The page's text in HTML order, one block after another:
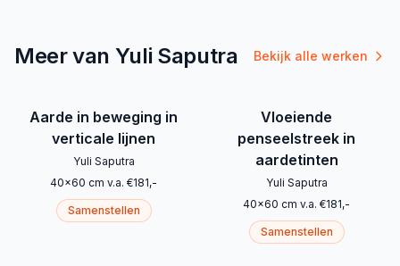
Meer van Yuli Saputra Bekijk alle werken
Aarde in beweging in
verticale lijnen
Yuli Saputra
40x60 cm v.a. €181,-
Samenstellen
Vloeiende
penseelstreek in
aardetinten
Yuli Saputra
40x60 cm v.a. €181,-
Samenstellen